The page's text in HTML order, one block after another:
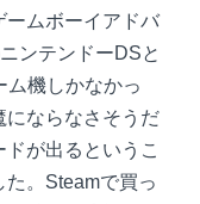
ームボーイアドバ
ンテンドーDSと
ム機しかなかっ
にならなさそうだ
が出るというこ
。Steamで買っ